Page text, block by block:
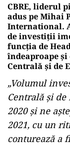
CBRE, liderul
adus pe Mihai
International.
de investiții
funcția de
îndeaproape
Centrală și de
„Volumul
Centrală și de
2020 și ne
2021, cu un
conturează a